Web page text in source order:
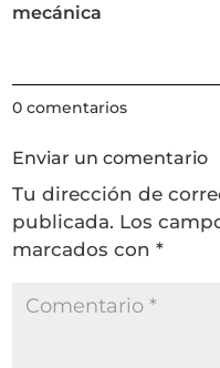
mecánica
0 comentarios
Enviar un comentario
Tu dirección de
publicada. Los
marcados con*